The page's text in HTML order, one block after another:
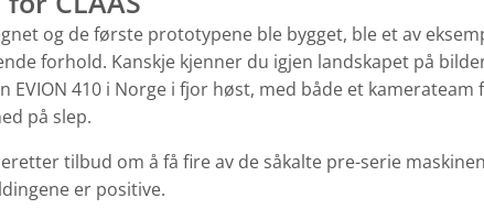
og de første prototypene ble bygget, ble et av
forhold. Kanskje kjenner du igjen landskapet på
410 i Norge i fjor høst, med både et kamerateam
på slep.
tilbud om å få fire av de såkalte pre-serie
er positive.